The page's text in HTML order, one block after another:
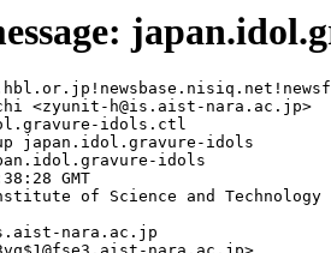
<zyunit-h@is.aist-nara.ac.jp>
idols.ctl
japan.idol.gravure-idols
idols
GMT
of Science and Technology
nara.ac.jp